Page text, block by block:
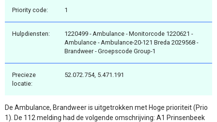
Priority code: 1
Hulpdiensten:
1220499 - Ambulance - Monitorcode 1220621 -
Ambulance - Ambulance-20-121 Breda 2029568 -
Brandweer - Groepscode Group-1
Precieze
locatie:
52.072.754, 5.471.191
De Ambulance, Brandweer is uitgetrokken met Hoge prioriteit (Prio
1). De 112 melding had de volgende omschrijving: A1 Prinsenbeek